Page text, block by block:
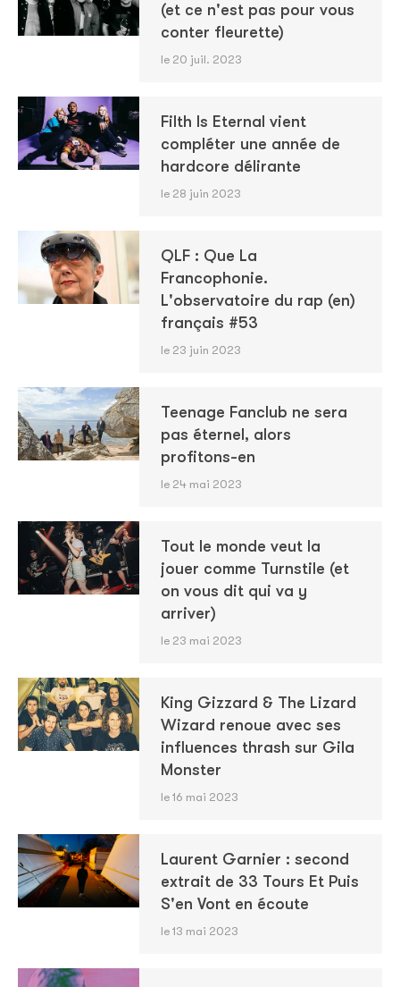
(et ce n'est pas pour vous
conter fleurette)
le 20 juil. 2023
Filth Is Eternal vient
compléter une année de
hardcore délirante
le 28 juin 2023
QLF : Que La
Francophonie.
L'observatoire du rap (en)
français #53
le 23 juin 2023
Teenage Fanclub ne sera
pas éternel, alors
profitons-en
le 24 mai 2023
Tout le monde veut la
jouer comme Turnstile (et
on vous dit qui va y
arriver)
le 23 mai 2023
King Gizzard & The Lizard
Wizard renoue avec ses
influences thrash sur Gila
Monster
le 16 mai 2023
Laurent Garnier : second
extrait de 33 Tours Et Puis
S'en Vont en écoute
le 13 mai 2023